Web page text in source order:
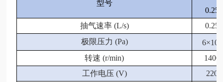
型号
0.25
抽气速率 (L/s)
0.25
极限压力 (Pa)
6×10
转速 (r/min)
1400
工作电压 (V)
220